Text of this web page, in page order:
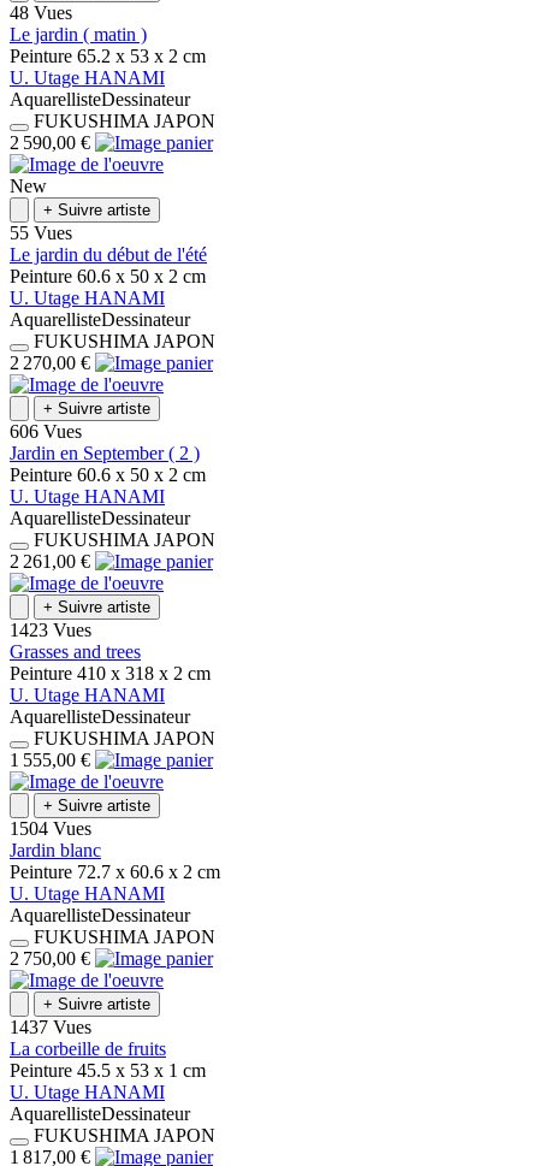
48 Vues
Le jardin ( matin )
Peinture 65.2 x 53 x 2 cm
U. Utage HANAMI
AquarellisteDessinateur
FUKUSHIMA JAPON
2 590,00 €
New
+ Suivre artiste
55 Vues
Le jardin du début de l'été
Peinture 60.6 x 50 x 2 cm
U. Utage HANAMI
AquarellisteDessinateur
FUKUSHIMA JAPON
2 270,00 €
+ Suivre artiste
606 Vues
Jardin en September ( 2 )
Peinture 60.6 x 50 x 2 cm
U. Utage HANAMI
AquarellisteDessinateur
FUKUSHIMA JAPON
2 261,00 €
+ Suivre artiste
1423 Vues
Grasses and trees
Peinture 410 x 318 x 2 cm
U. Utage HANAMI
AquarellisteDessinateur
FUKUSHIMA JAPON
1 555,00 €
+ Suivre artiste
1504 Vues
Jardin blanc
Peinture 72.7 x 60.6 x 2 cm
U. Utage HANAMI
AquarellisteDessinateur
FUKUSHIMA JAPON
2 750,00 €
+ Suivre artiste
1437 Vues
La corbeille de fruits
Peinture 45.5 x 53 x 1 cm
U. Utage HANAMI
AquarellisteDessinateur
FUKUSHIMA JAPON
1 817,00 €